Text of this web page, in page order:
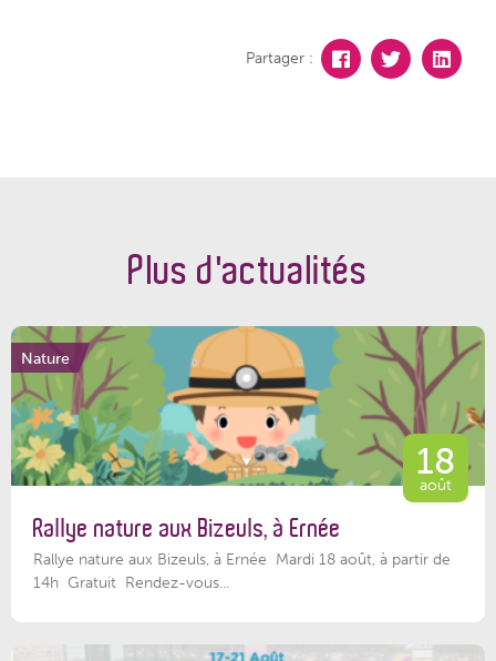
Partager :
Plus d'actualités
Nature
18
août
Rallye nature aux Bizeuls, à Ernée
Rallye nature aux Bizeuls, à Ernée Mardi 18 août, à partir de
14h Gratuit Rendez-vous...